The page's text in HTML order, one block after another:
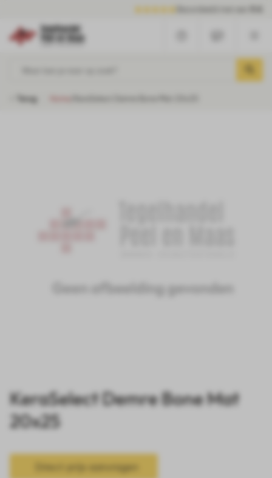
Terug
KeraSelect Demre Bone Mat
20x25
Direct prijs aanvragen